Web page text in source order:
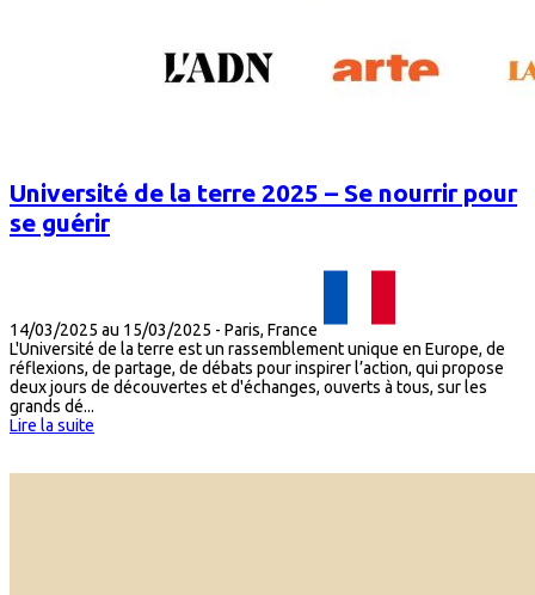
Université de la terre 2025 – Se nourrir pour
se guérir
14/03/2025 au 15/03/2025 - Paris, France
L'Université de la terre est un rassemblement unique en Europe, de
réflexions, de partage, de débats pour inspirer l’action, qui propose
deux jours de découvertes et d'échanges, ouverts à tous, sur les
grands dé...
Lire la suite